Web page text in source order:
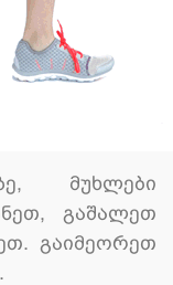
მუხლები
გაშალეთ
გაიმეორეთ